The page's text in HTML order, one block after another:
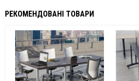
РЕКОМЕНДОВАНІ ТОВАРИ